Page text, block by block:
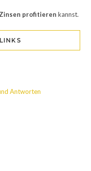
profitieren kannst.
Antworten